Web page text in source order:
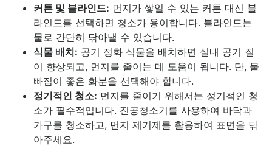
커튼 및 블라인드: 먼지가 쌓일 수 있는 커튼 대신 블
라인드를 선택하면 청소가 용이합니다. 블라인드는
물로 간단히 닦아낼 수 있습니다.
식물 배치: 공기 정화 식물을 배치하면 실내 공기 질
이 향상되고, 먼지를 줄이는 데 도움이 됩니다. 단, 물
빠짐이 좋은 화분을 선택해야 합니다.
정기적인 청소: 먼지를 줄이기 위해서는 정기적인 청
소가 필수적입니다. 진공청소기를 사용하여 바닥과
가구를 청소하고, 먼지 제거제를 활용하여 표면을 닦
아주세요.